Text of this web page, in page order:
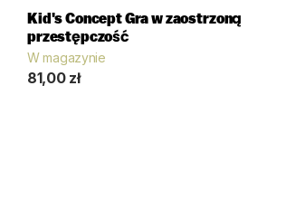
Kid's ConceptGra w zaostrzoną
przestępczość
W magazynie
81,00 zł